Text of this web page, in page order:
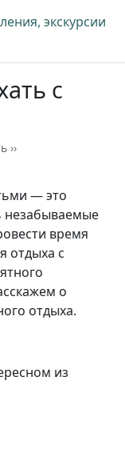
с
››
— это
незабываемые
время
отдыха с
о
отдыха.
из